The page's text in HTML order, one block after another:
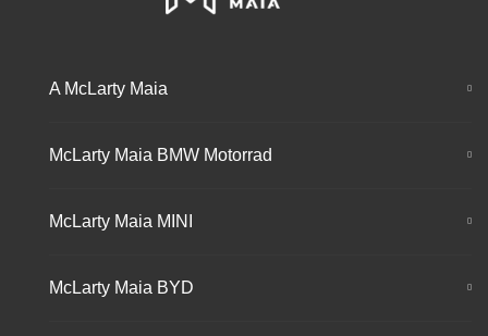
A McLarty Maia
McLarty Maia BMW Motorrad
McLarty Maia MINI
McLarty Maia BYD